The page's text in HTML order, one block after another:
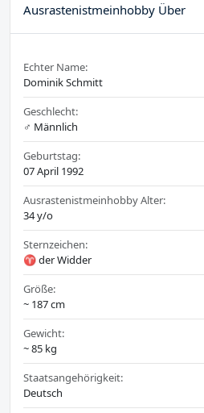
Ausrastenistmeinhobby Über
Echter Name:
Dominik Schmitt
Geschlecht:
♂️ Männlich
Geburtstag:
07 April 1992
Ausrastenistmeinhobby Alter:
34 y/o
Sternzeichen:
♈ der Widder
Größe:
~ 187 cm
Gewicht:
~ 85 kg
Staatsangehörigkeit:
Deutsch